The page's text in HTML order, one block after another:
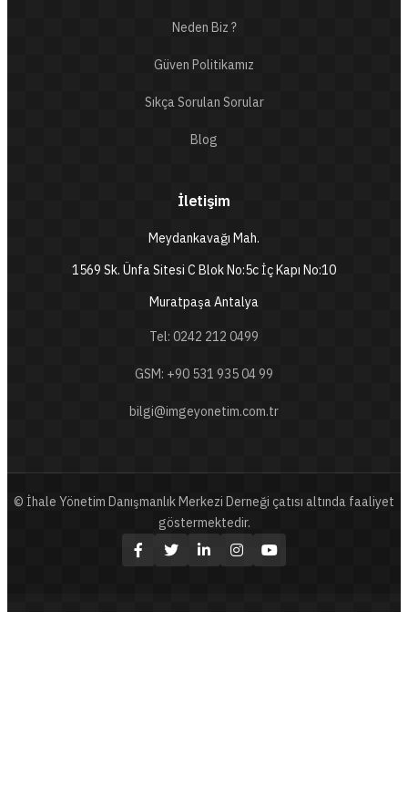
Neden Biz ?
Güven Politikamız
Sıkça Sorulan Sorular
Blog
İletişim
Meydankavağı Mah.
1569 Sk. Ünfa Sitesi C Blok No:5c İç Kapı No:10
Muratpaşa Antalya
Tel: 0242 212 0499
GSM: +90 531 935 04 99
bilgi@imgeyonetim.com.tr
© İhale Yönetim Danışmanlık Merkezi Derneği çatısı altında faaliyet
göstermektedir.